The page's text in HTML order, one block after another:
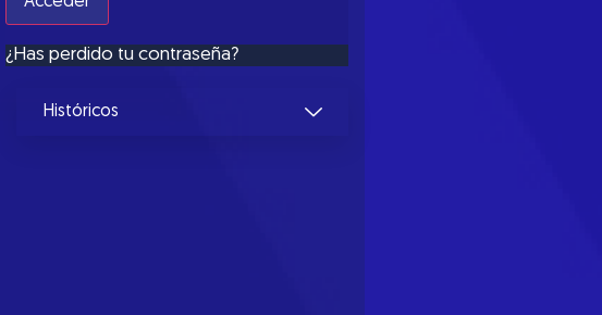
¿Has perdido tu contraseña?
Históricos